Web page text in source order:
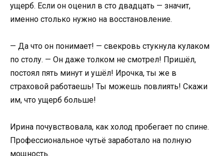
ущерб. Если он оценил в сто двадцать — значит,
именно столько нужно на восстановление.
— Да что он понимает! — свекровь стукнула кулаком
по столу. — Он даже толком не смотрел! Пришёл,
постоял пять минут и ушёл! Ирочка, ты же в
страховой работаешь! Ты можешь повлиять! Скажи
им, что ущерб больше!
Ирина почувствовала, как холод пробегает по спине.
Профессиональное чутьё заработало на полную
мощность.